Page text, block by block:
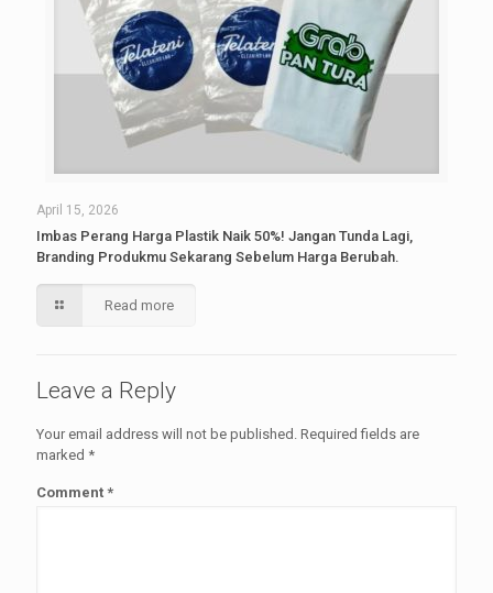
April 15, 2026
Imbas Perang Harga Plastik Naik 50%! Jangan Tunda Lagi,
Branding Produkmu Sekarang Sebelum Harga Berubah.
Read more
Leave a Reply
Your email address will not be published. Required fields are
marked *
Comment *